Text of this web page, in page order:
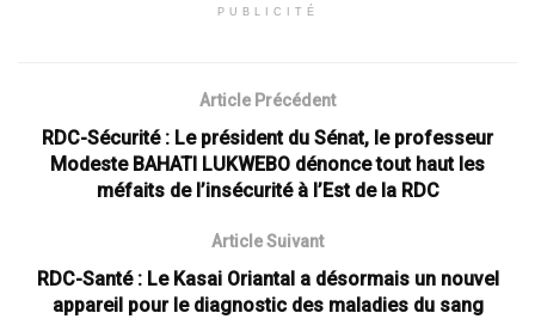
PUBLICITÉ
Article Précédent
RDC-Sécurité : Le président du Sénat, le professeur
Modeste BAHATI LUKWEBO dénonce tout haut les
méfaits de l’insécurité à l’Est de la RDC
Article Suivant
RDC-Santé : Le Kasai Oriantal a désormais un nouvel
appareil pour le diagnostic des maladies du sang